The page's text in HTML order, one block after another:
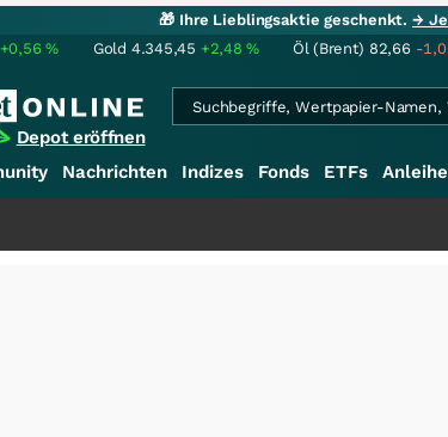
🎁 Ihre Lieblingsaktie geschenkt.→
+0,56% Gold 4.345,45 +2,48% Öl (Brent) 82,66 -
Depot eröffnen
Nachrichten Indizes Fonds ETFs